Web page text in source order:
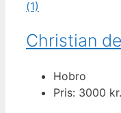
Christian
Hobro
Pris: 3000